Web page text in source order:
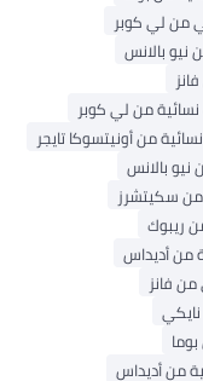
من لي كوبر
بالانس
من لي كوبر
من أونيتسوكا تايجر
نيو بالانس
من سكيتشرز
ريبوك
من أديداس
فانز
من أديداس